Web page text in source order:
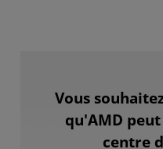
Vous
qu'AMD
centre